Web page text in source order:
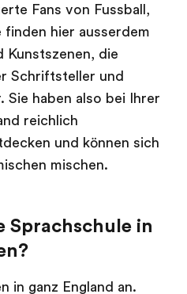
Fans von Fussball,
hier ausserdem
Kunstszenen, die
Schriftsteller und
haben also bei Ihrer
reichlich
und können sich
mischen.
Sprachschule in
in ganz England an.